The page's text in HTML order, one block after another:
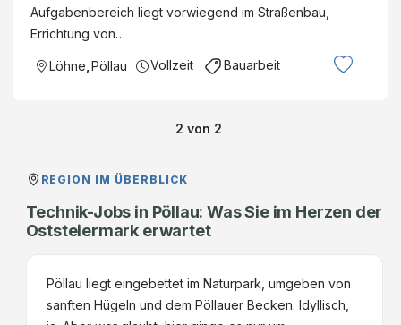
Aufgabenbereich liegt vorwiegend im Straßenbau,
Errichtung von…
Löhne Pöllau Vollzeit Bauarbeit
2 von 2
REGION IM ÜBERBLICK
Technik-Jobs in Pöllau: Was Sie im Herzen der
Oststeiermark erwartet
Pöllau liegt eingebettet im Naturpark, umgeben von
sanften Hügeln und dem Pöllauer Becken. Idyllisch,